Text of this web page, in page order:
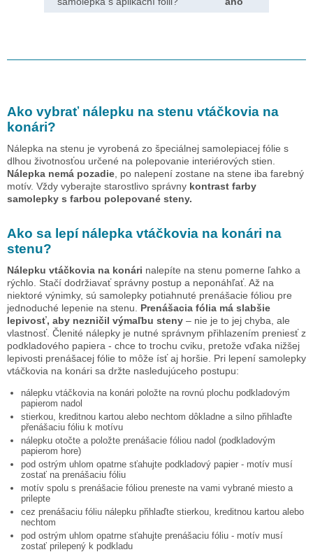
Ako vybrať nálepku na stenu vtáčkovia na
konári?
Nálepka na stenu je vyrobená zo špeciálnej samolepiacej fólie s
dlhou životnosťou určené na polepovanie interiérových stien.
Nálepka nemá pozadie , po nalepení zostane na stene iba farebný
motív. Vždy vyberajte starostlivo správny kontrast farby
samolepky s farbou polepované steny.
Ako sa lepí nálepka vtáčkovia na konári na
stenu?
Nálepku vtáčkovia na konári nalepíte na stenu pomerne ľahko a
rýchlo. Stačí dodržiavať správny postup a neponáhľať. Až na
niektoré výnimky, sú samolepky potiahnuté prenášacie fóliou pre
jednoduché lepenie na stenu. Prenášacia fólia má slabšie
lepivosť, aby nezničil výmaľbu steny – nie je to jej chyba, ale
vlastnosť. Členité nálepky je nutné správnym přihlazením preniesť z
podkladového papiera - chce to trochu cviku, pretože vďaka nižšej
lepivosti prenášacej fólie to môže ísť aj horšie. Pri lepení samolepky
vtáčkovia na konári sa držte nasledujúceho postupu:
nálepku vtáčkovia na konári položte na rovnú plochu podkladovým
papierom nadol
stierkou, kreditnou kartou alebo nechtom dôkladne a silno přihlaďte
přenášaciu fóliu k motívu
nálepku otočte a položte prenášacie fóliou nadol (podkladovým
papierom hore)
pod ostrým uhlom opatrne sťahujte podkladový papier - motív musí
zostať na prenášaciu fóliu
motív spolu s prenášacie fóliou preneste na vami vybrané miesto a
prilepte
cez prenášaciu fóliu nálepku přihlaďte stierkou, kreditnou kartou alebo
nechtom
pod ostrým uhlom opatrne sťahujte prenášaciu fóliu - motív musí
zostať prilepený k podkladu